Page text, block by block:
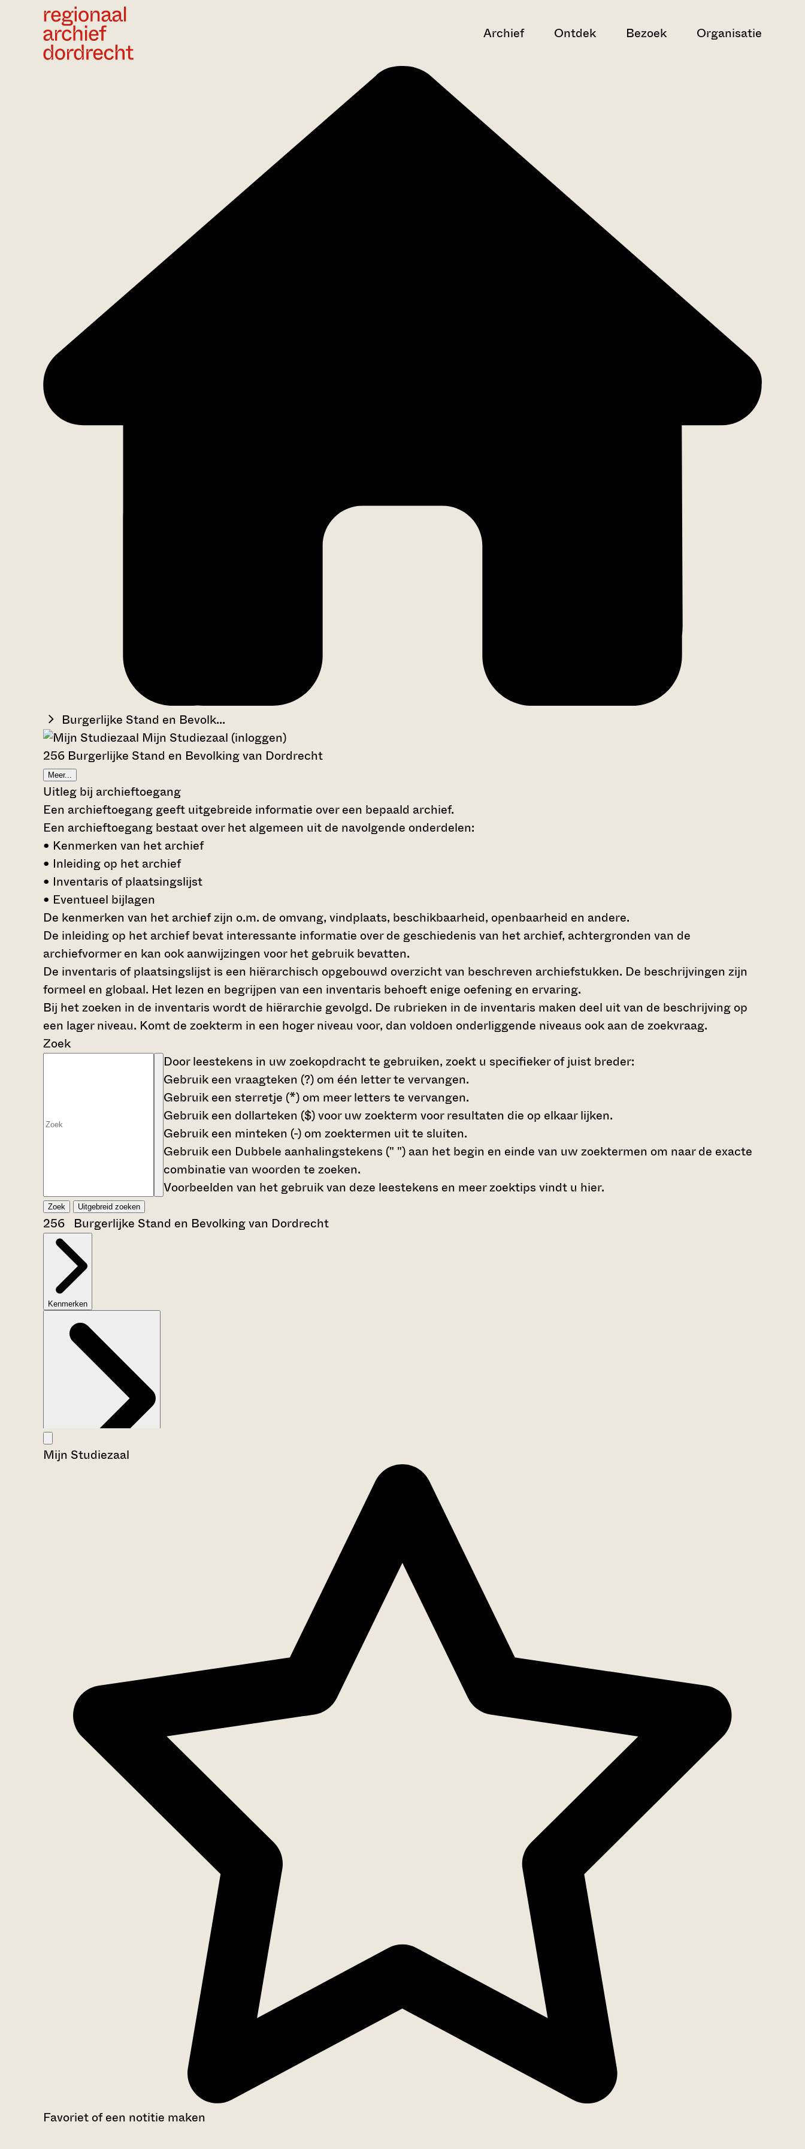
Archief Ontdek Bezoek Organisatie
Burgerlijke Stand en Bevolk...
Mijn Studiezaal (inloggen)
256 Burgerlijke Stand en Bevolking van Dordrecht
Meer...
Uitleg bij archieftoegang
Een archieftoegang geeft uitgebreide informatie over een bepaald archief.
Een archieftoegang bestaat over het algemeen uit de navolgende onderdelen:
• Kenmerken van het archief
• Inleiding op het archief
• Inventaris of plaatsingslijst
• Eventueel bijlagen
De kenmerken van het archief zijn o.m. de omvang, vindplaats, beschikbaarheid, openbaarheid en andere.
De inleiding op het archief bevat interessante informatie over de geschiedenis van het archief, achtergronden van de
archiefvormer en kan ook aanwijzingen voor het gebruik bevatten.
De inventaris of plaatsingslijst is een hiërarchisch opgebouwd overzicht van beschreven archiefstukken. De beschrijvingen zijn
formeel en globaal. Het lezen en begrijpen van een inventaris behoeft enige oefening en ervaring.
Bij het zoeken in de inventaris wordt de hiërarchie gevolgd. De rubrieken in de inventaris maken deel uit van de beschrijving op
een lager niveau. Komt de zoekterm in een hoger niveau voor, dan voldoen onderliggende niveaus ook aan de zoekvraag.
Zoek
Door leestekens in uw zoekopdracht te gebruiken, zoekt u specifieker of juist breder:
Gebruik een vraagteken (?) om één letter te vervangen.
Gebruik een sterretje (*) om meer letters te vervangen.
Gebruik een dollarteken ($)voor uw zoekterm voor resultaten die op elkaar lijken.
Gebruik een minteken (-) om zoektermen uit te sluiten.
Gebruik een Dubbele aanhalingstekens (" ") aan het begin en einde van uw zoektermen om naar de exacte
combinatie van woorden te zoeken.
Voorbeelden van het gebruik van deze leestekens en meer zoektips vindt u hier.
Zoek Uitgebreid zoeken
256 Burgerlijke Stand en Bevolking van Dordrecht
Kenmerken
Mijn Studiezaal
Favoriet of een notitie maken